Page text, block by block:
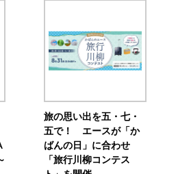
旅の思い出を五・七・
五で！ エースが「か
ばんの日」に合わせ
「旅行川柳コンテス